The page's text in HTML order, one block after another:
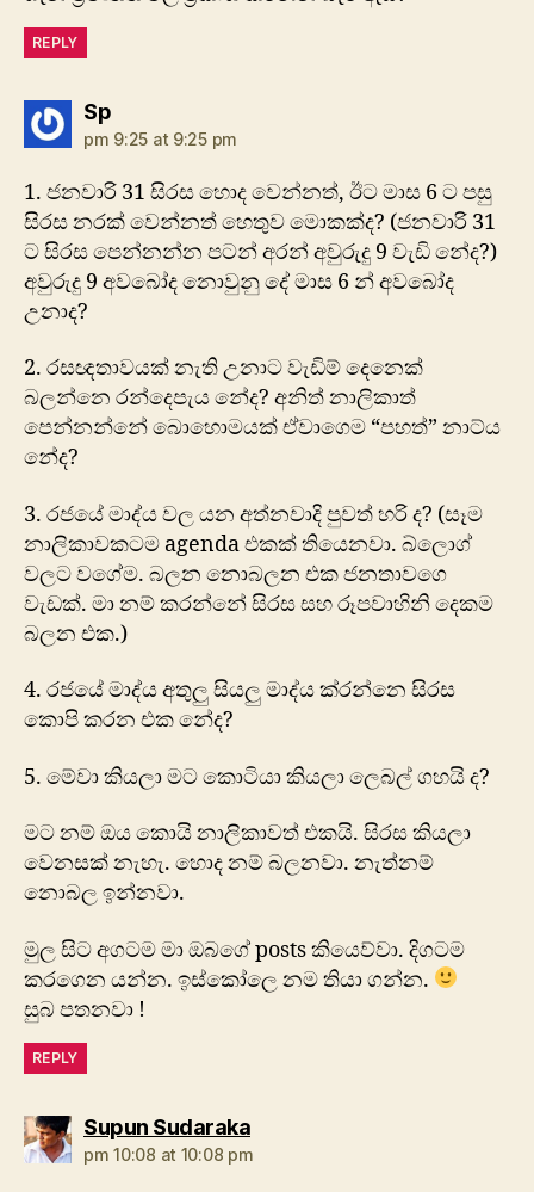
REPLY
Spsays:
pm 9:25 at 9:25 pm
1. ජනවාරි 31 සිරස හොද වෙන්නත්, ඊට මාස 6 ට පසු
සිරස න‍රක් වෙන්නත් හෙතුව මොකක්ද? (ජනවාරි 31
ට සිරස පෙන්නන්න පටන් අරන් අවුරුදු 9 වැඩි නේද?)
අවුරුදු 9 අවබෝද නොවුනු දේ මාස 6 න් අවබෝද
උනාද?
2. රසඥතාවයක් නැති උනාට වැඩිම් දෙනෙක්
බලන්නෙ රන්දෙපැය නේද? අනිත් නාලිකාත්
පෙන්නන්නේ බොහොමයක් ඒවාගෙම “පහත්” නාට්ය
නේද?
3. රජයේ මාද්ය වල යන අත්නවාදි පුවත් හ‍රි ද? (සෑම
නාලිකාවකටම agenda එකක් තියෙනවා. බ්ලොග්
වලට වගේම. බලන නොබලන එක ජනතාවගෙ
වැඩක්. මා නම් ක‍රන්නේ සිරස සහ රූපවාහිනි දෙකම
බලන එක.)
4. රජයේ මාද්ය අතුලු සියලු මාද්ය ක‍්රන්නෙ සිරස
කොපි ක‍රන එක නේද?
5. මේවා කියලා මට කොටියා කියලා ලෙබල් ගහයි ද?
මට නම් ඔය කොයි නාලිකාවත් එකයි. සිරස කියලා
වෙනසක් නැහැ. හොද නම් බලනවා. නැත්නම්
නොබල ඉන්නවා.
මුල සිට අගටම මා ඔබගේ posts කියෙව්වා. දිගටම
ක‍රගෙන යන්න. ඉස්කෝලෙ නම තියා ගන්න.
සුබ පතනවා !
REPLY
Supun Sudarakasays:
pm 10:08 at 10:08 pm